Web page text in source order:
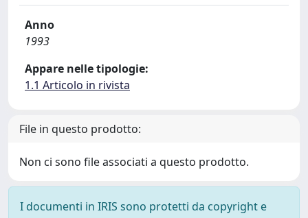
Anno
1993
Appare nelle tipologie:
1.1 Articolo in rivista
File in questo prodotto:
Non ci sono file associati a questo prodotto.
I documenti in IRIS sono protetti da copyright e